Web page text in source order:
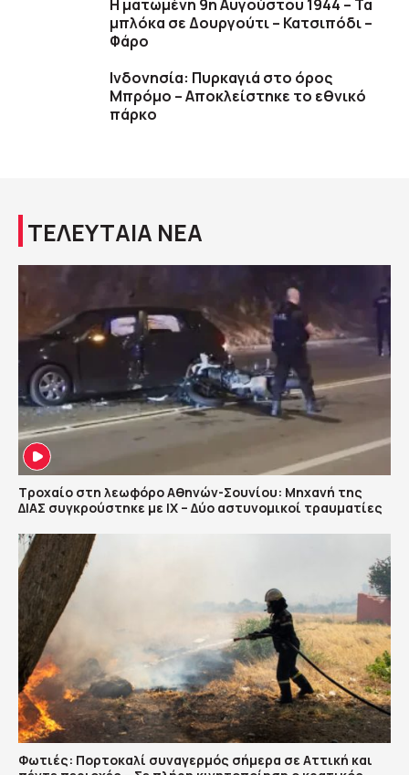
Η ματωμένη 9η Αυγούστου 1944 – Τα
μπλόκα σε Δουργούτι – Κατσιπόδι –
Φάρο
Ινδονησία: Πυρκαγιά στο όρος
Μπρόμο – Αποκλείστηκε το εθνικό
πάρκο
ΤΕΛΕΥΤΑΙΑ ΝΕΑ
Τροχαίο στη λεωφόρο Αθηνών-Σουνίου: Μηχανή της
ΔΙΑΣ συγκρούστηκε με ΙΧ – Δύο αστυνομικοί τραυματίες
Φωτιές: Πορτοκαλί συναγερμός σήμερα σε Αττική και